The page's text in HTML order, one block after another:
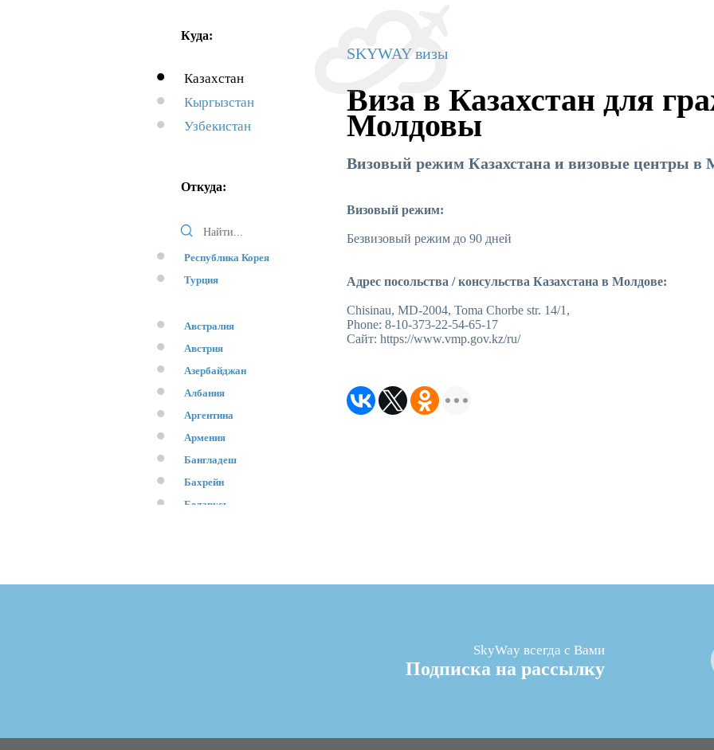
Куда:
Казахстан
Кыргызстан
Узбекистан
Откуда:
Республика Корея
Турция
Австралия
Австрия
Азербайджан
Албания
Аргентина
Армения
Бангладеш
Бахрейн
Беларусь
SKYWAY визы
Виза в Казахстан для
Молдовы
Визовый режим Казахстана и визовые центры в
Визовый режим:
Безвизовый режим до 90 дней
Адрес посольства / консульства Казахстана в Молдове:
Chisinau, MD-2004, Toma Chorbe str. 14/1,
Phone: 8-10-373-22-54-65-17
Сайт: https://www.vmp.gov.kz/ru/
SkyWay всегда с Вами
Подписка на рассылку